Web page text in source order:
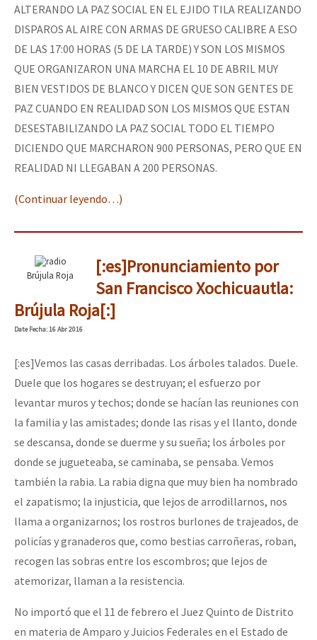
ALTERANDO LA PAZ SOCIAL EN EL EJIDO TILA REALIZANDO
DISPAROS AL AIRE CON ARMAS DE GRUESO CALIBRE A ESO
DE LAS 17:00 HORAS (5 DE LA TARDE) Y SON LOS MISMOS
QUE ORGANIZARON UNA MARCHA EL 10 DE ABRIL MUY
BIEN VESTIDOS DE BLANCO Y DICEN QUE SON GENTES DE
PAZ CUANDO EN REALIDAD SON LOS MISMOS QUE ESTAN
DESESTABILIZANDO LA PAZ SOCIAL TODO EL TIEMPO
DICIENDO QUE MARCHARON 900 PERSONAS, PERO QUE EN
REALIDAD NI LLEGABAN A 200 PERSONAS.
(Continuar leyendo…)
Brújula Roja
[:es]Pronunciamiento por
San Francisco Xochicuautla:
Brújula Roja[:]
DateFecha: 16 Abr 2016
[:es]Vemos las casas derribadas. Los árboles talados. Duele.
Duele que los hogares se destruyan; el esfuerzo por
levantar muros y techos; donde se hacían las reuniones con
la familia y las amistades; donde las risas y el llanto, donde
se descansa, donde se duerme y su sueña; los árboles por
donde se jugueteaba, se caminaba, se pensaba. Vemos
también la rabia. La rabia digna que muy bien ha nombrado
el zapatismo; la injusticia, que lejos de arrodillarnos, nos
llama a organizarnos; los rostros burlones de trajeados, de
policías y granaderos que, como bestias carroñeras, roban,
recogen las sobras entre los escombros; que lejos de
atemorizar, llaman a la resistencia.
No importó que el 11 de febrero el Juez Quinto de Distrito
en materia de Amparo y Juicios Federales en el Estado de